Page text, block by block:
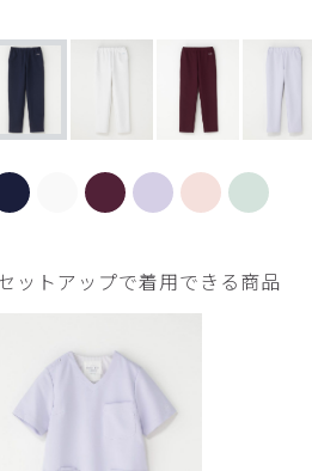
ットアップで着用できる商品